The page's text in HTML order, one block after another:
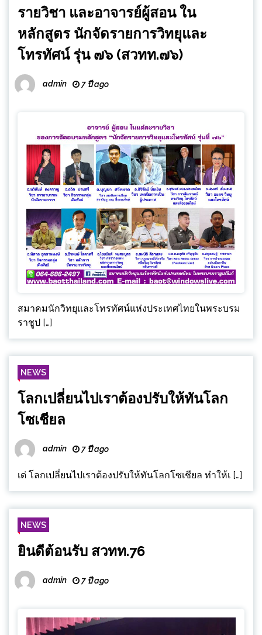
รายวิชา และอาจารย์ผู้สอน ใน
หลักสูตร นักจัดรายการวิทยุและ
โทรทัศน์ รุ่น ๗๖ (สวทท.๗๖)
admin 7 ปี ago
สมาคมนักวิทยุและโทรทัศน์แห่งประเทศไทยในพระบรม
ราชูป […]
NEWS
โลกเปลี่ยนไปเราต้องปรับให้ทันโลก
โซเชียล
admin 7 ปี ago
เด่ โลกเปลี่ยนไปเราต้องปรับให้ทันโลกโซเชียล ทำให้เ […]
NEWS
ยินดีต้อนรับ สวทท.76
admin 7 ปี ago